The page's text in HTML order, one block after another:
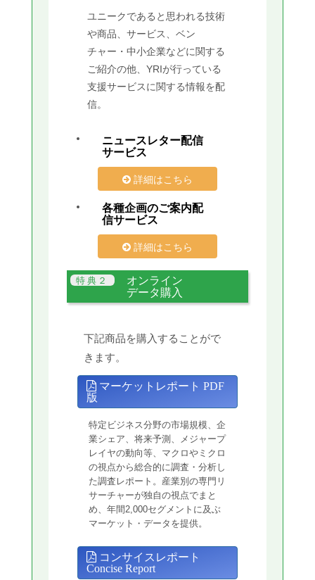
ユニークであると思われる技術
や商品、サービス、ベン
チャー・中小企業などに関する
ご紹介の他、YRIが行っている
支援サービスに関する情報を配
信。
ニュースレター配信
サービス
詳細はこちら
各種企画のご案内配
信サービス
詳細はこちら
オンライン
データ購入
下記商品を購入することがで
きます。
マーケットレポート PDF
版
特定ビジネス分野の市場規模、企
業シェア、将来予測、メジャープ
レイヤの動向等、マクロやミクロ
の視点から総合的に調査・分析し
た調査レポート。産業別の専門リ
サーチャーが独自の視点でまと
め、年間2,000セグメントに及ぶ
マーケット・データを提供。
コンサイスレポート
Concise Report